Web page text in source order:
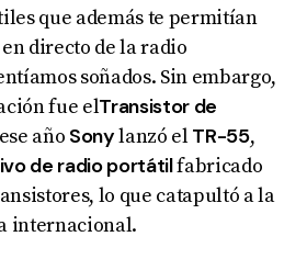
que además te permitían
directo de la radio
soñados. Sin embargo,
fue elTransistor de
año Sonylanzó elTR-55,
de radio portátilfabricado
lo que catapultó a la
internacional.